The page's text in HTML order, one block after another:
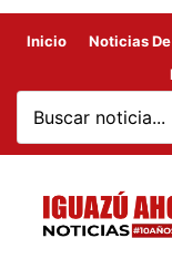
Inicio Noticias